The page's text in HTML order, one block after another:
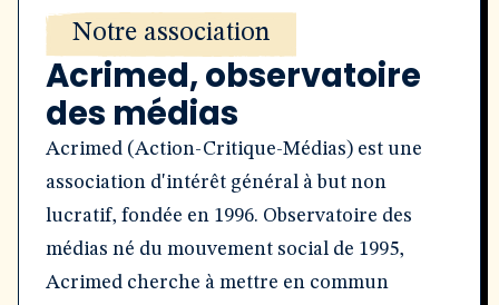
Notre association
Acrimed, observatoire
des médias
Acrimed (Action-Critique-Médias) est une
association d'intérêt général à but non
lucratif, fondée en 1996. Observatoire des
médias né du mouvement social de 1995,
Acrimed cherche à mettre en commun